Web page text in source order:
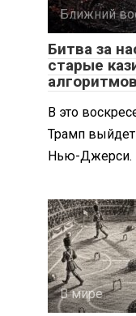
Ближний
Битва за
старые
В это
Трамп выйдет
Нью-Джерси.
В мире